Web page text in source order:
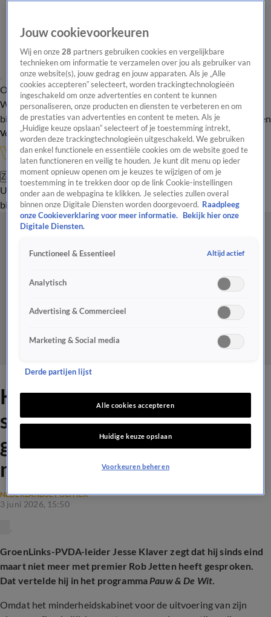
Overzicht Onze programma's Uitzendingen Onze gezichten
In de
WandelgangenInterviewsUitzending
bijwonenPodcastShopVeelgestelde vragenKijkersvraag insturen
Volg Vandaag Inside
Zoeken
UitzendingenVandaag InsideDe OranjezomerShopUitzending
bijwonen
Klaver heeft premier Jetten
sinds eind maart niet meer
gesproken: 'Zo komen we
niet verder'
NEDERLANDSE POLITIEK
3 juni 2026, 15:50
GroenLinks-PVDA-leider Jesse Klaver zegt dat hij sinds eind
maart niet meer met premier Rob Jetten heeft gesproken.
Dat vertelde hij in het programma Pauw & De Wit.
Omdat het minderheidskabinet voor de uitvoering van zijn
Jouw cookievoorkeuren
Wij en onze28 partners gebruiken cookies en vergelijkbare
technieken om informatie te verzamelen over jou als gebruiker van
onze website(s), jouw gedrag en jouw apparaten. Als je „Alle
cookies accepteren” selecteert, worden trackingtechnologieën
ingeschakeld om onze advertenties en content te kunnen
personaliseren, onze producten en diensten te verbeteren en om
de prestaties van advertenties en content te meten. Als je
„Huidige keuze opslaan” selecteert of je toestemming intrekt,
worden deze trackingtechnologieën uitgeschakeld. We gebruiken
dan enkel functionele en essentiële cookies om de website goed te
laten functioneren en veilig te houden. Je kunt dit menu op ieder
moment opnieuw openen om je keuzes te wijzigen of om je
toestemming in te trekken door op de link Cookie-instellingen
onder aan de webpagina te klikken. Je selecties zullen overal
binnen onze Digitale Diensten worden doorgevoerd. Raadpleeg
onze Cookieverklaring voor meer informatie.
Bekijk hier onze
Digitale Diensten.
Functioneel & Essentieel Altijd actief
Analytisch
Advertising & Commercieel
Marketing & Social media
Derde partijen lijst
Alle cookies accepteren
Huidige keuze opslaan
Voorkeuren beheren